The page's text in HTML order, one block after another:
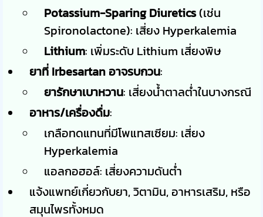
Potassium-Sparing Diuretics(เช่น
Spironolactone): เสี่ยง Hyperkalemia
Lithium: เพิ่มระดับ Lithium เสี่ยงพิษ
ยาที่ Irbesartan อาจรบกวน:
ยารักษาเบาหวาน: เสี่ยงน้ำตาลต่ำในบางกรณี
อาหาร/เครื่องดื่ม:
เกลือทดแทนที่มีโพแทสเซียม: เสี่ยง
Hyperkalemia
แอลกอฮอล์: เสี่ยงความดันต่ำ
แจ้งแพทย์เกี่ยวกับยา, วิตามิน, อาหารเสริม, หรือ
สมุนไพรทั้งหมด